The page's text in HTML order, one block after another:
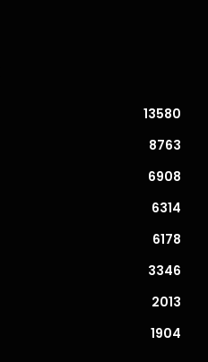
13580
8763
6908
6314
6178
3346
2013
1904